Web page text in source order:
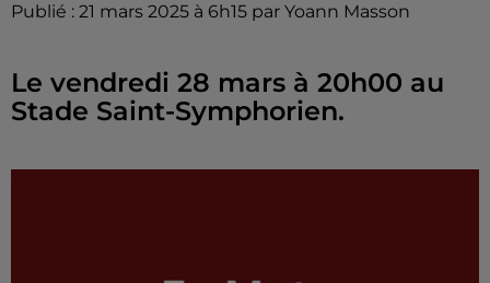
Publié : 21 mars 2025 à 6h15 par Yoann Masson
Le vendredi 28 mars à 20h00 au
Stade Saint-Symphorien.